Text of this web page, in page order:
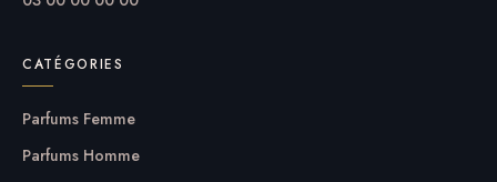
CATÉGORIES
Parfums Femme
Parfums Homme